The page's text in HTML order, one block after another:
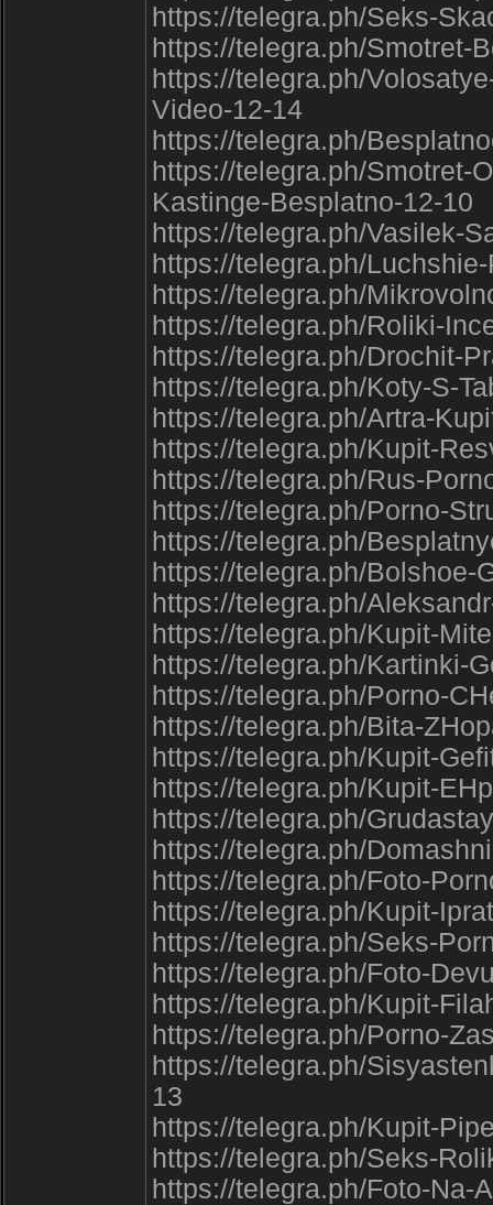
https://telegra.ph/Seks-
https://telegra.ph/Smotret-
https://telegra.ph/
Video-12-14
https://telegra.ph/
https://telegra.ph/Smotret-
Kastinge-Besplatno-12-10
https://telegra.ph/Vasilek-
https://telegra.ph/
https://telegra.ph/
https://telegra.ph/Roliki-
https://telegra.ph/Drochit-
https://telegra.ph/Koty-S-
https://telegra.ph/Artra-
https://telegra.ph/Kupit-
https://telegra.ph/Rus-
https://telegra.ph/Porno-
https://telegra.ph/
https://telegra.ph/Bolshoe-
https://telegra.ph/
https://telegra.ph/Kupit-
https://telegra.ph/Kartinki-
https://telegra.ph/Porno-
https://telegra.ph/Bita-
https://telegra.ph/Kupit-
https://telegra.ph/Kupit-
https://telegra.ph/
https://telegra.ph/
https://telegra.ph/Foto-
https://telegra.ph/Kupit-
https://telegra.ph/Seks-
https://telegra.ph/Foto-
https://telegra.ph/Kupit-
https://telegra.ph/Porno-
https://telegra.ph/
13
https://telegra.ph/Kupit-
https://telegra.ph/Seks-
https://telegra.ph/Foto-Na-